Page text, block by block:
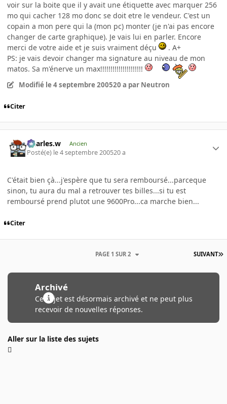
voir sur la boite que il y avait une étiquette avec marquer 256
mo qui cacher 128 mo donc se doit etre le vendeur. C'est un
copain a mon pere qui la (mon pc) monter (je n'ai pas encore
changer de carte graphique). Je vais lui en parler. Encore
merci de votre aide et je suis vraiment déçu
. A+
PS: je vais devoir changer ma signature au niveau de mon
matos. Sa m'énerve un max!!!!!!!!!!!!!!!!!!!!!
Modifié le 4 septembre 200520 a par Neutron
Citer
Charles.w Ancien
Posté(e) le 4 septembre 200520 a
C'était bien çà...j'espère que tu sera remboursé...parceque
sinon, tu aura du mal a retrouver tes billes...si tu est
remboursé prend plutot une 9600Pro...ca marche bien...
Citer
SUIVANT
PAGE 1 SUR 2
Archivé
Ce sujet est désormais archivé et ne peut plus
recevoir de nouvelles réponses.
Aller sur la liste des sujets